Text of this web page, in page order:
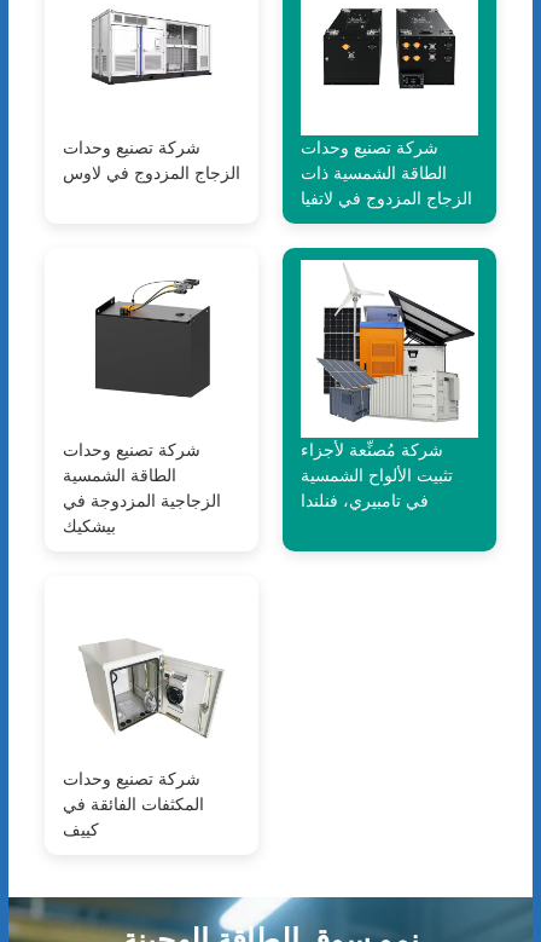
شركة تصنيع وحدات
الزجاج المزدوج في لاوس
شركة تصنيع وحدات
الطاقة الشمسية ذات
الزجاج المزدوج في لاتفيا
شركة تصنيع وحدات
الطاقة الشمسية
الزجاجية المزدوجة في
بيشكيك
شركة مُصنِّعة لأجزاء
تثبيت الألواح الشمسية
في تامبيري، فنلندا
شركة تصنيع وحدات
المكثفات الفائقة في
كييف